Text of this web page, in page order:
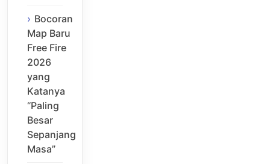
Bocoran
Map Baru
Free Fire
2026
yang
Katanya
“Paling
Besar
Sepanjang
Masa”